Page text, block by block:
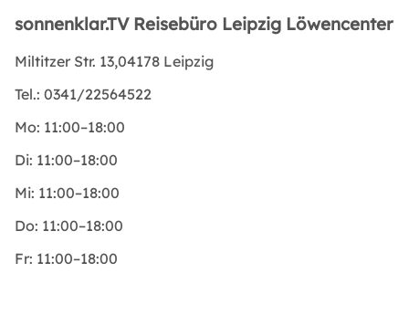
sonnenklar.TV Reisebüro Leipzig Löwencenter
Miltitzer Str. 13,04178 Leipzig
Tel.: 0341/22564522
Mo: 11:00–18:00
Di: 11:00–18:00
Mi: 11:00–18:00
Do: 11:00–18:00
Fr: 11:00–18:00